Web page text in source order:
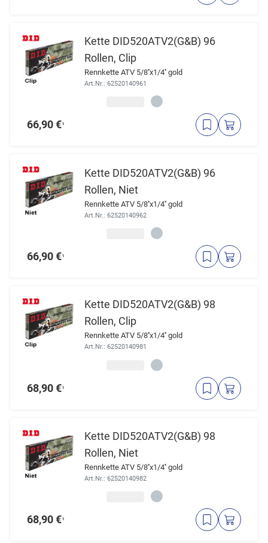
Kette DID520ATV2(G&B) 96
Rollen, Clip
Rennkette ATV 5/8''x1/4'' gold
Art.Nr.: 62520140961
66,90 €¹
Kette DID520ATV2(G&B) 96
Rollen, Niet
Rennkette ATV 5/8''x1/4'' gold
Art.Nr.: 62520140962
66,90 €¹
Kette DID520ATV2(G&B) 98
Rollen, Clip
Rennkette ATV 5/8''x1/4'' gold
Art.Nr.: 62520140981
68,90 €¹
Kette DID520ATV2(G&B) 98
Rollen, Niet
Rennkette ATV 5/8''x1/4'' gold
Art.Nr.: 62520140982
68,90 €¹